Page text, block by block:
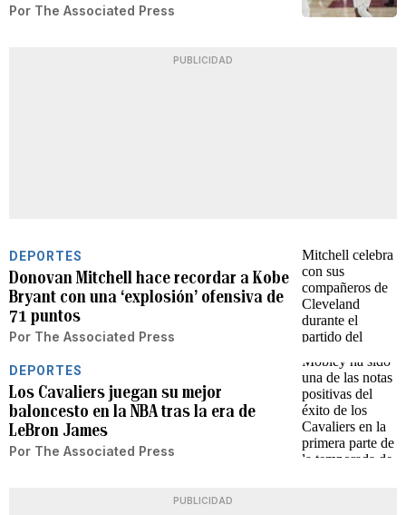
Por The Associated Press
PUBLICIDAD
DEPORTES
Donovan Mitchell hace recordar a Kobe
Bryant con una ‘explosión’ ofensiva de
71 puntos
Por The Associated Press
DEPORTES
Los Cavaliers juegan su mejor
baloncesto en la NBA tras la era de
LeBron James
Por The Associated Press
PUBLICIDAD